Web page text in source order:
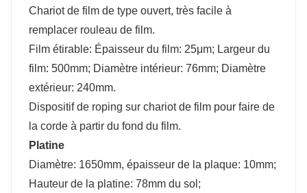
Chariot de film de type ouvert, très facile à
remplacer rouleau de film.
Film étirable: Épaisseur du film: 25μm; Largeur du
film: 500mm; Diamètre intérieur: 76mm; Diamètre
extérieur: 240mm.
Dispositif de roping sur chariot de film pour faire de
la corde à partir du fond du film.
Platine
Diamètre: 1650mm, épaisseur de la plaque: 10mm;
Hauteur de la platine: 78mm du sol;